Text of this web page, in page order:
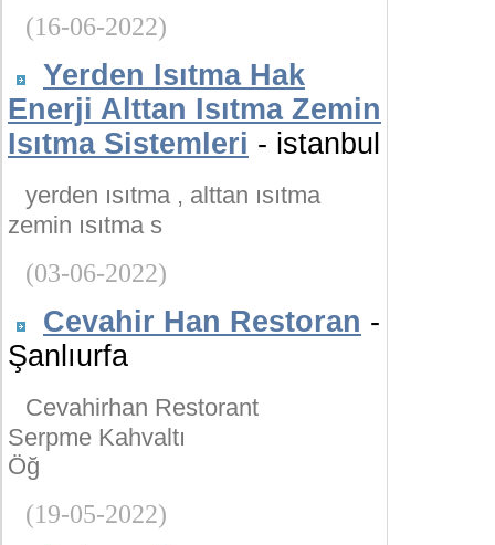
(16-06-2022)
Yerden Isıtma Hak
Enerji Alttan Isıtma Zemin
Isıtma Sistemleri - istanbul
yerden ısıtma , alttan ısıtma
zemin ısıtma s
(03-06-2022)
Cevahir Han Restoran -
Şanlıurfa
Cevahirhan Restorant
Serpme Kahvaltı
Öğ
(19-05-2022)